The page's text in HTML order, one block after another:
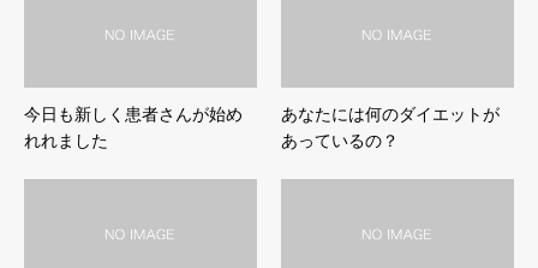
今日も新しく患者さんが始め
れれました
あなたには何のダイエットが
あっているの？